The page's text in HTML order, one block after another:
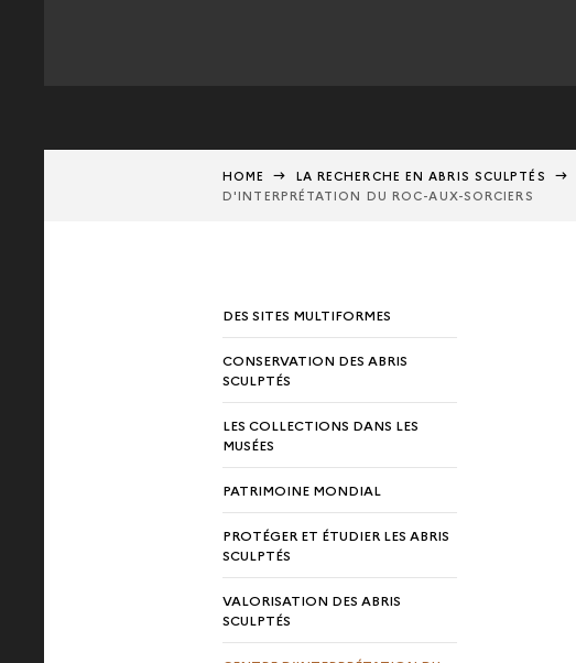
HOME LA RECHERCHE EN ABRIS SCULPTÉS
D'INTERPRÉTATION DU ROC-AUX-SORCIERS
DES SITES MULTIFORMES
CONSERVATION DES ABRIS
SCULPTÉS
LES COLLECTIONS DANS LES
MUSÉES
PATRIMOINE MONDIAL
PROTÉGER ET ÉTUDIER LES ABRIS
SCULPTÉS
VALORISATION DES ABRIS
SCULPTÉS